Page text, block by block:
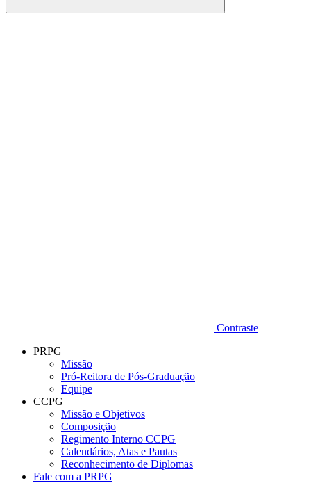
Buscar
Contraste
PRPG
Missão
Pró-Reitora de Pós-Graduação
Equipe
CCPG
Missão e Objetivos
Composição
Regimento Interno CCPG
Calendários, Atas e Pautas
Reconhecimento de Diplomas
Fale com a PRPG